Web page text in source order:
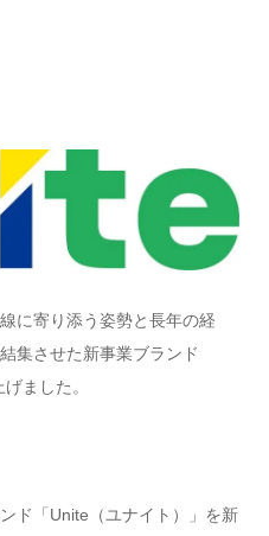
に寄り添う姿勢と長年の経
集させた新事業ブランド
ました。
ド「Unite（ユナイト）」を新